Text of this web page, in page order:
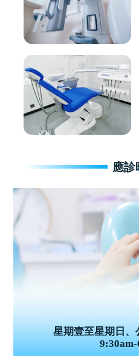
應診
星期壹至星期日